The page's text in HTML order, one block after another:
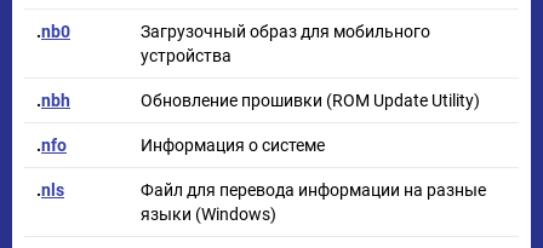
.nb0
Загрузочный образ для мобильного
устройства
.nbh Обновление прошивки (ROM Update Utility)
.nfo Информация о системе
.nls
Файл для перевода информации на разные
языки (Windows)